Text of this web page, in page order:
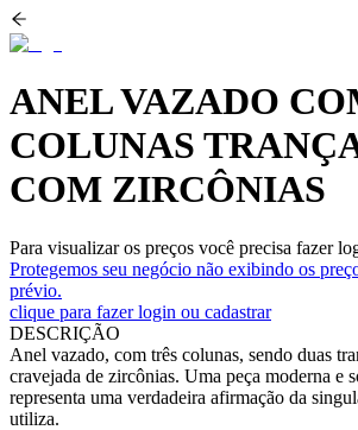
ANEL VAZADO
COLUNAS
COM ZIRCÔNIAS
Para visualizar os preços você precisa fazer
Protegemos seu negócio não exibindo os
prévio.
clique para fazer login ou cadastrar
DESCRIÇÃO
Anel vazado, com três colunas, sendo duas
cravejada de zircônias. Uma peça moderna e
representa uma verdadeira afirmação da
utiliza.